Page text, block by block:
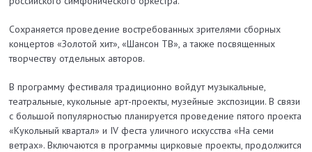
Сохраняется проведение востребованных зрителями сборных
концертов «Золотой хит», «Шансон ТВ», а также посвященных
творчеству отдельных авторов.
В программу фестиваля традиционно войдут музыкальные,
театральные, кукольные арт­-проекты, музейные экспозиции. В связи
с большой популярностью планируется проведение пятого проекта
«Кукольный квартал» и IV феста уличного искусства «На семи
ветрах». Включаются в программы цирковые проекты, продолжится